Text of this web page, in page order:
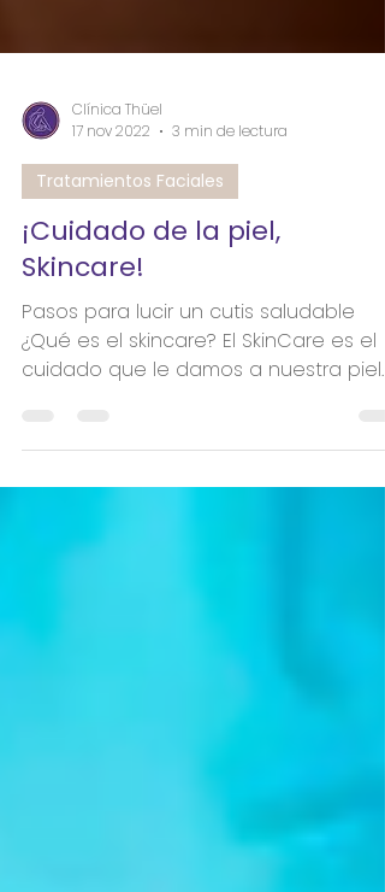
Clínica Thüel
17 nov 2022
3 min de lectura
Tratamientos Faciales
¡Cuidado de la piel,
Skincare!
para mantenerla saludable....